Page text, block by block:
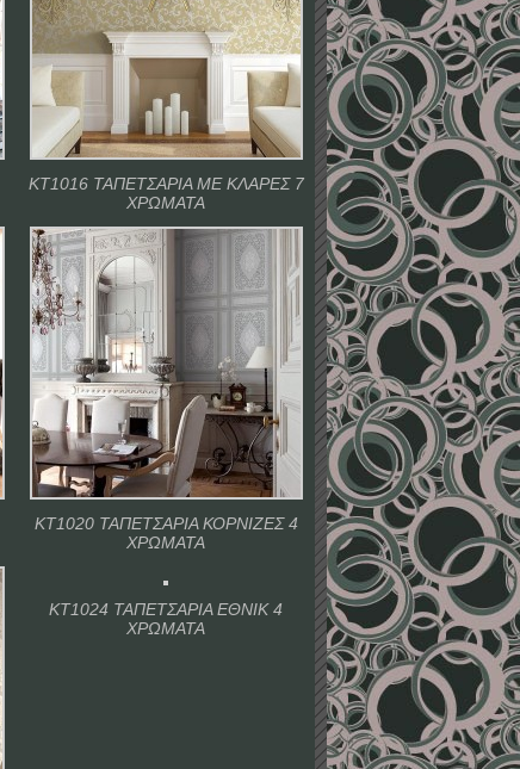
ΚΤ1016 ΤΑΠΕΤΣΑΡΙΑ ΜΕ ΚΛΑΡΕΣ 7
ΧΡΩΜΑΤΑ
ΚΤ1020 ΤΑΠΕΤΣΑΡΙΑ ΚΟΡΝΙΖΕΣ 4
ΧΡΩΜΑΤΑ
ΚΤ1024 ΤΑΠΕΤΣΑΡΙΑ ΕΘΝΙΚ 4
ΧΡΩΜΑΤΑ